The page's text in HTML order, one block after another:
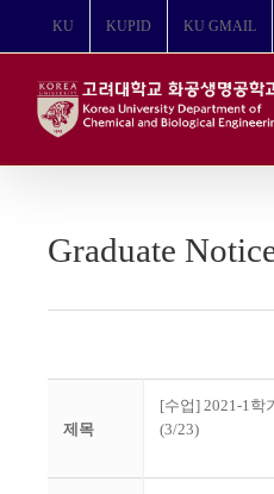
뛰
KU KUPID KU GMAIL
Graduate
제목
[수업] 2021-1학
(3/23)